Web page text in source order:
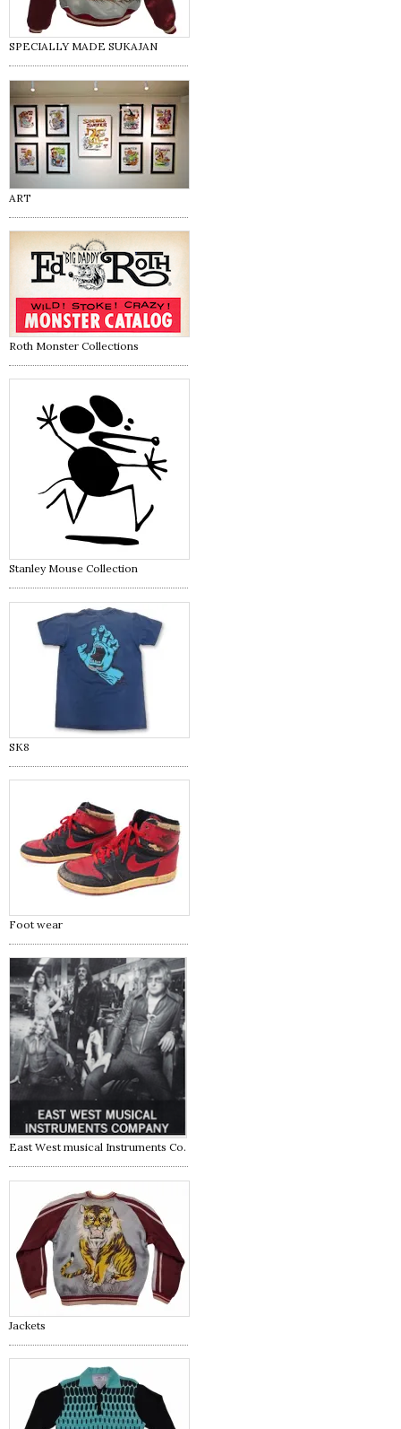
SPECIALLY MADE SUKAJAN
ART
Roth Monster Collections
Stanley Mouse Collection
SK8
Foot wear
East West musical Instruments Co.
Jackets